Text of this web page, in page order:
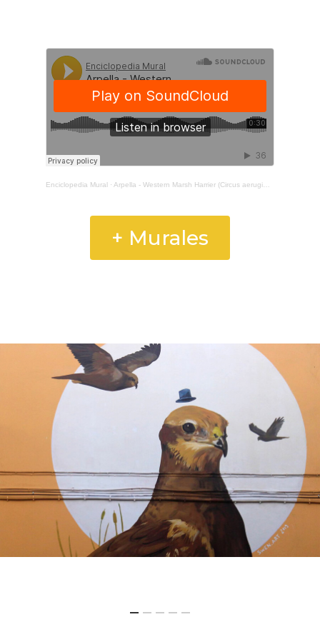
Enciclopedia Mural ·Arpella - Western Marsh Harrier (Circus aeruginosus aeruginosus)
+ Murales